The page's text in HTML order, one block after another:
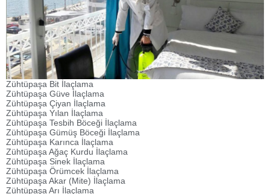
Zühtüpaşa Bit İlaçlama
Zühtüpaşa Güve İlaçlama
Zühtüpaşa Çiyan İlaçlama
Zühtüpaşa Yılan İlaçlama
Zühtüpaşa Tesbih Böceği İlaçlama
Zühtüpaşa Gümüş Böceği İlaçlama
Zühtüpaşa Karınca İlaçlama
Zühtüpaşa Ağaç Kurdu İlaçlama
Zühtüpaşa Sinek İlaçlama
Zühtüpaşa Örümcek İlaçlama
Zühtüpaşa Akar (Mite) İlaçlama
Zühtüpaşa Arı İlaçlama